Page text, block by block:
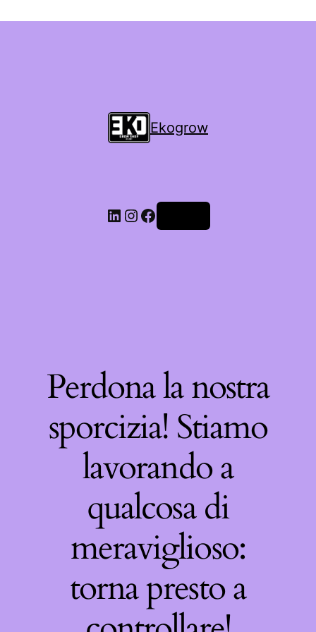
Ekogrow
Perdona la nostra
sporcizia! Stiamo
lavorando a
qualcosa di
meraviglioso:
torna presto a